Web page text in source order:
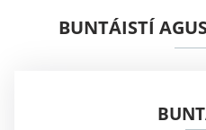
BUNTÁISTÍ